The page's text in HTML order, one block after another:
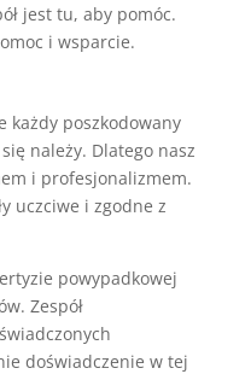
jest tu, aby pomóc.
i wsparcie.
każdy poszkodowany
należy. Dlatego nasz
i profesjonalizmem.
uczciwe i zgodne z
powypadkowej
Zespół
doświadczenie w tej